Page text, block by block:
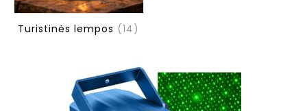
Turistinės lempos (14)